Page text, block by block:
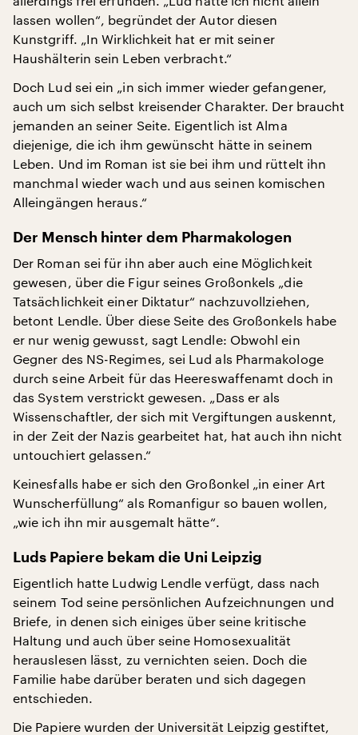
lassen wollen“, begründet der Autor diesen
Kunstgriff. „In Wirklichkeit hat er mit seiner
Haushälterin sein Leben verbracht.“
Doch Lud sei ein „in sich immer wieder gefangener,
auch um sich selbst kreisender Charakter. Der braucht
jemanden an seiner Seite. Eigentlich ist Alma
diejenige, die ich ihm gewünscht hätte in seinem
Leben. Und im Roman ist sie bei ihm und rüttelt ihn
manchmal wieder wach und aus seinen komischen
Alleingängen heraus.“
Der Mensch hinter dem Pharmakologen
Der Roman sei für ihn aber auch eine Möglichkeit
gewesen, über die Figur seines Großonkels „die
Tatsächlichkeit einer Diktatur“ nachzuvollziehen,
betont Lendle. Über diese Seite des Großonkels habe
er nur wenig gewusst, sagt Lendle: Obwohl ein
Gegner des NS-Regimes, sei Lud als Pharmakologe
durch seine Arbeit für das Heereswaffenamt doch in
das System verstrickt gewesen. „Dass er als
Wissenschaftler, der sich mit Vergiftungen auskennt,
in der Zeit der Nazis gearbeitet hat, hat auch ihn nicht
untouchiert gelassen.“
Keinesfalls habe er sich den Großonkel „in einer Art
Wunscherfüllung“ als Romanfigur so bauen wollen,
„wie ich ihn mir ausgemalt hätte“.
Luds Papiere bekam die Uni Leipzig
Eigentlich hatte Ludwig Lendle verfügt, dass nach
seinem Tod seine persönlichen Aufzeichnungen und
Briefe, in denen sich einiges über seine kritische
Haltung und auch über seine Homosexualität
herauslesen lässt, zu vernichten seien. Doch die
Familie habe darüber beraten und sich dagegen
entschieden.
Die Papiere wurden der Universität Leipzig gestiftet,